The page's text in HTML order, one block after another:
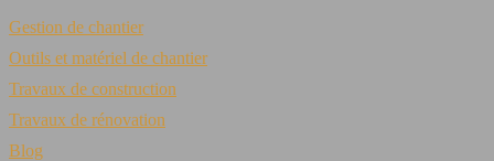
Gestion de chantier
Outils et matériel de chantier
Travaux de construction
Travaux de rénovation
Blog